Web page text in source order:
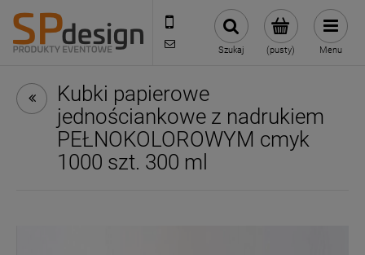
221002030
sklep@reklamydrukarnia.pl
(pusty)
Szukaj Menu
Kubki papierowe
jednościankowe z nadrukiem
PEŁNOKOLOROWYM cmyk
1000 szt. 300 ml